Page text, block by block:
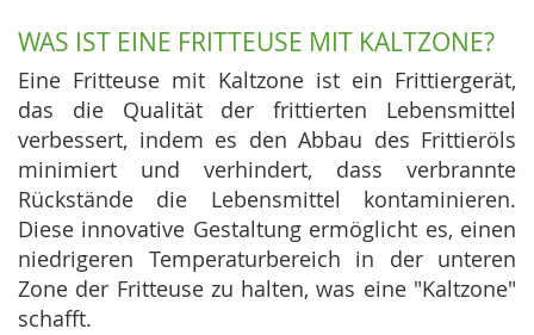
WAS IST EINE FRITTEUSE MIT KALTZONE?
Eine Fritteuse mit Kaltzone ist ein Frittiergerät,
das die Qualität der frittierten Lebensmittel
verbessert, indem es den Abbau des Frittieröls
minimiert und verhindert, dass verbrannte
Rückstände die Lebensmittel kontaminieren.
Diese innovative Gestaltung ermöglicht es, einen
niedrigeren Temperaturbereich in der unteren
Zone der Fritteuse zu halten, was eine "Kaltzone"
schafft.